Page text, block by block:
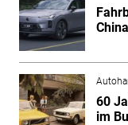
China
60
im